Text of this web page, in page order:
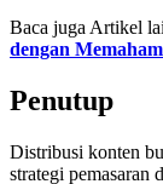
Baca juga Artikel
dengan
Penutup
Distribusi konten
strategi pemasaran